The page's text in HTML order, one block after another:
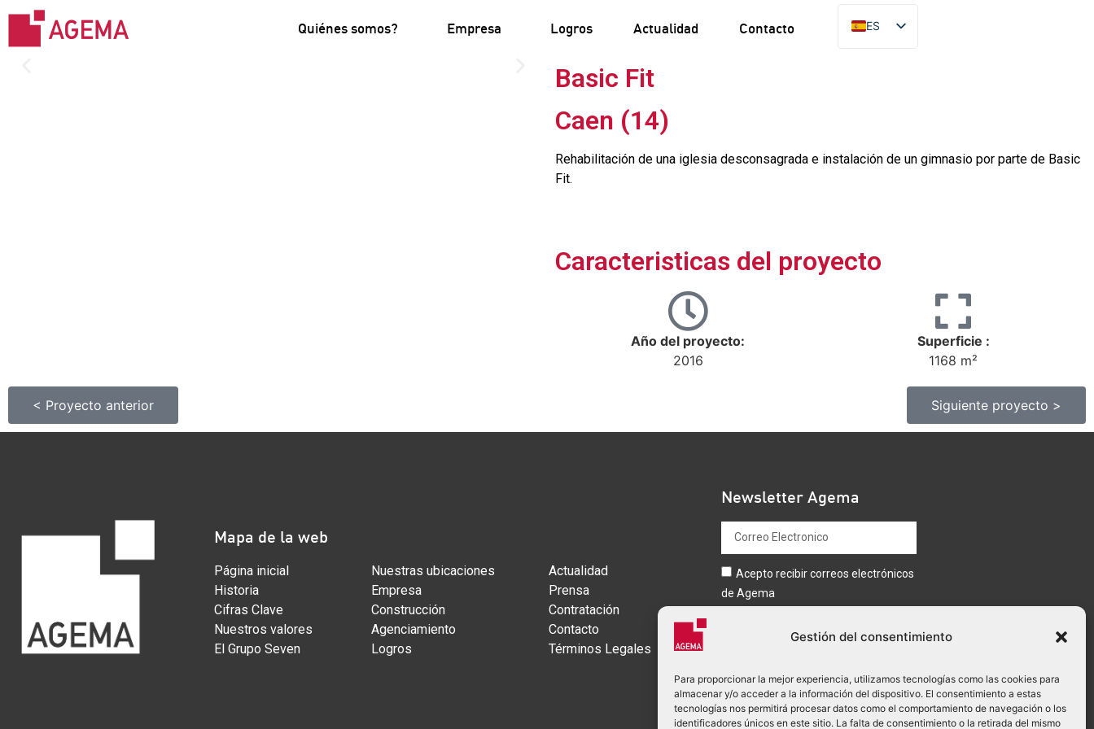
Gestión del consentimiento
Para proporcionar la mejor experiencia, utilizamos tecnologías como las cookies para
almacenar y/o acceder a la información del dispositivo. El consentimiento a estas
tecnologías nos permitirá procesar datos como el comportamiento de navegación o los
identificadores únicos en este sitio. La falta de consentimiento o la retirada del mismo
Quiénes somos? Empresa Logros Actualidad Contacto
ES
FR
Basic Fit
Caen (14)
Rehabilitación de una iglesia desconsagrada e instalación de un gimnasio por parte de Basic
Fit.
Caracteristicas del proyecto
Año del proyecto:
2016
Superficie :
1168 m²
< Proyecto anterior Siguiente proyecto >
Mapa de la web
Página inicial
Historia
Cifras Clave
Nuestros valores
El Grupo Seven
Nuestras ubicaciones
Empresa
Construcción
Agenciamiento
Logros
Actualidad
Prensa
Contratación
Contacto
Términos Legales
Newsletter Agema
Acepto recibir correos electrónicos
de Agema